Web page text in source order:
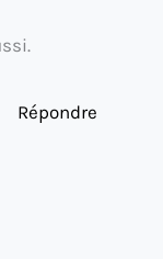
Répondre